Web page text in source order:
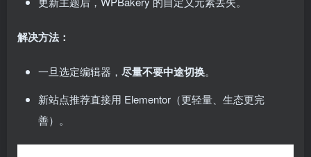
解决方法：
一旦选定编辑器， 尽量不要中途切换。
新站点推荐直接用 Elementor（更轻量、生态更完
善）。